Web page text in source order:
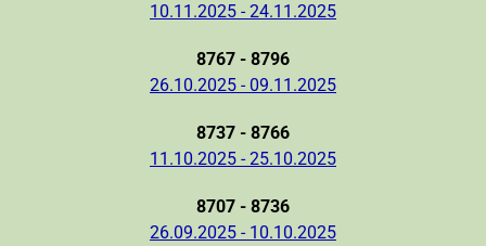
10.11.2025 - 24.11.2025
8767 - 8796
26.10.2025 - 09.11.2025
8737 - 8766
11.10.2025 - 25.10.2025
8707 - 8736
26.09.2025 - 10.10.2025